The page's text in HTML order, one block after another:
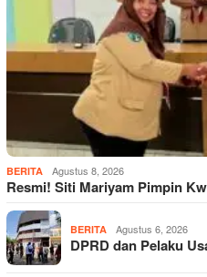
BERITA Agustus 8, 2026
Resmi! Siti Mariyam Pimpin
BERITA Agustus 6, 2026
DPRD dan Pelaku